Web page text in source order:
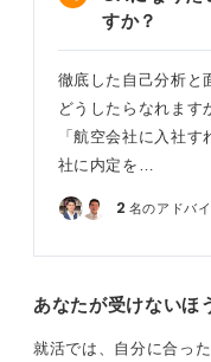
すか？
徹底した自己分析と
どうしたらなれます
「航空会社に入社
社に内定を…
2 名のアドバ
あなたが受けないほ
就活では、自分に合っ